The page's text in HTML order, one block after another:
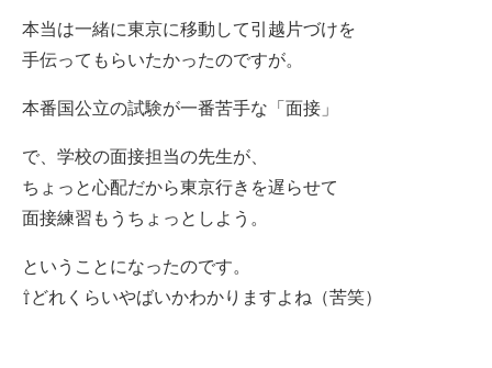
本当は一緒に東京に移動して引越片づけを
手伝ってもらいたかったのですが。
本番国公立の試験が一番苦手な「面接」
で、学校の面接担当の先生が、
ちょっと心配だから東京行きを遅らせて
面接練習もうちょっとしよう。
ということになったのです。
⇧どれくらいやばいかわかりますよね（苦笑）